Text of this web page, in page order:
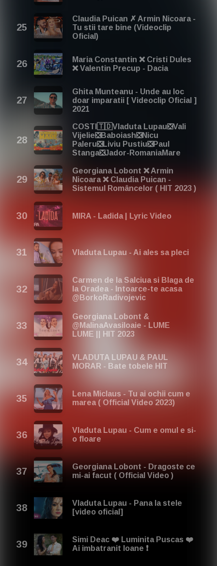
Claudia Puican ✗ Armin Nicoara -
Tu stii tare bine (Videoclip
Oficial)
Maria Constantin ❌ Cristi Dules
❌ Valentin Precup - Dacia
Ghita Munteanu - Unde au loc
doar imparatii [ Videoclip Oficial ]
2021
COSTI🇹🇩Vladuta Lupau❎Vali
Vijelie❎Baboiash❎Nicu
Paleru❎Liviu Pustiu❎Paul
Stanga❎Jador-RomaniaMare
Georgiana Lobont ❌ Armin
Nicoara ❌ Claudia Puican -
Sistemul Româncelor ( HIT 2023 )
MIRA - Ladida | Lyric Video
Vladuta Lupau - Ai ales sa pleci
Carmen de la Salciua si Blaga de
la Oradea - Intoarce-te acasa
@BorkoRadivojevic
Georgiana Lobont &
@MalinaAvasiloaie - LUME
LUME || HIT 2023
VLADUTA LUPAU & PAUL
MORAR - Bate tobele HIT
Lena Miclaus - Tu ai ochii cum e
marea ( Official Video 2023)
Vladuta Lupau - Cum e omul e si-
o floare
Georgiana Lobont - Dragoste ce
mi-ai facut ( Official Video )
Vladuta Lupau - Pana la stele
[video oficial]
Simi Deac ❤️ Luminita Puscas ❤️
Ai imbatranit Ioane ❗️